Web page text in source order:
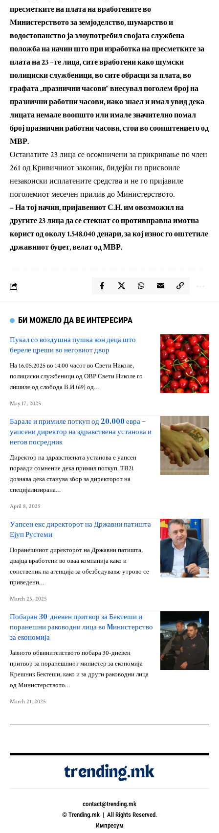
пресметките на плата на вработените во
Министерството за земјоделство, шумарство и
водостопанство ја злоупотребил својата службена
положба на начин што при изработка на пресметките за
плата на 23 –те лица, сите вработени како шумски
полициски службеници, во сите обрасци за плата, во
графата „празнични часови“ внесувал поголем број на
празнични работни часови, иако знаел и имал увид дека
лицата немале воопшто или имале значително помал
број празнични работни часови, стои во соопштението од
МВР.
Останатите 23 лица се осомничени за прикривање по член
261 од Кривичниот законик, бидејќи ги присвоиле
незаконски исплатените средства и не го пријавиле
поголемиот месечен прилив до Министерството.
– На тој начин, пријавениот С.Н. им овозможил на
другите 23 лица да се стекнат со противправна имотна
корист од околу 1.548.040 денари, за кој износ го оштетиле
државниот буџет, велат од МВР.
БИ МОЖЕЛО ДА ВЕ ИНТЕРЕСИРА
Пукал со воздушна пушка кон деца што
береле цреши во неговиот двор
На 16.05.2025 во 14.00 часот во Свети Николе,
полициски службеници од ОВР Свети Николе го
лишиле од слобода В.И.(69) од…
May 17, 2025
Барале и примиле поткуп од 20.000 евра –
уапсени директор на здравствена установа и
негов посредник
Директор на здравствената установа е уапсен
пораади сомнение дека примил поткуп. ТВ21
дознава дека станува збор за директорот на
специјализирана…
April 8, 2025
Уапсен екс директорот на Државни патишта
Ејуп Рустеми
Поранешниот директорот на Државни патишта,
двајца вработени во оваа компанија како и
сопственик на агенција за обезбедување утрово се
приведени…
March 25, 2025
Побаран 30-дневен притвор за Бектеши и
поранешни раководни лица во Mинистерство
за економија
Јавното обвинителството побара 30-дневен
притвор за поранешниот министер за економија
Крешник Бектеши, како и за други раководни лица
од Mинистерството…
March 21, 2025
contact@trending.mk
© Trending.mk | All Rights Reserved.
Импресум